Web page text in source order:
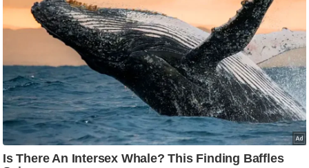
व
र्ल्ड
ज
ब्री
फ
म
नो
रं